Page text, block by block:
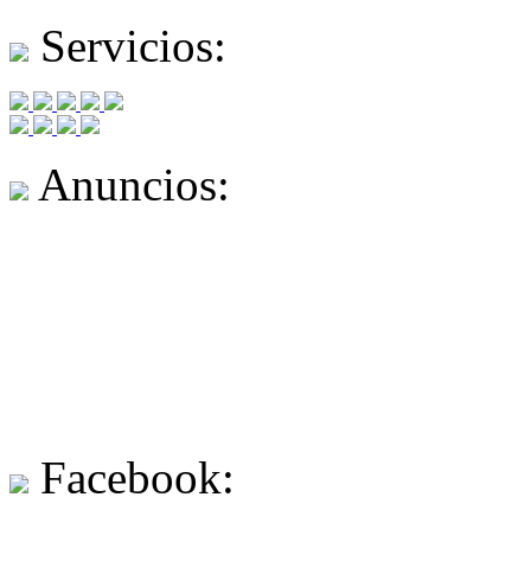
Servicios:
Anuncios:
Facebook: